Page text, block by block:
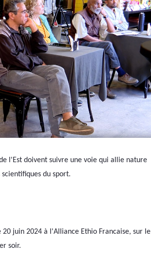
l'Est doivent suivre une voie qui allie nature
du sport.
juin 2024 à l'Alliance Ethio Francaise, sur le
soir.